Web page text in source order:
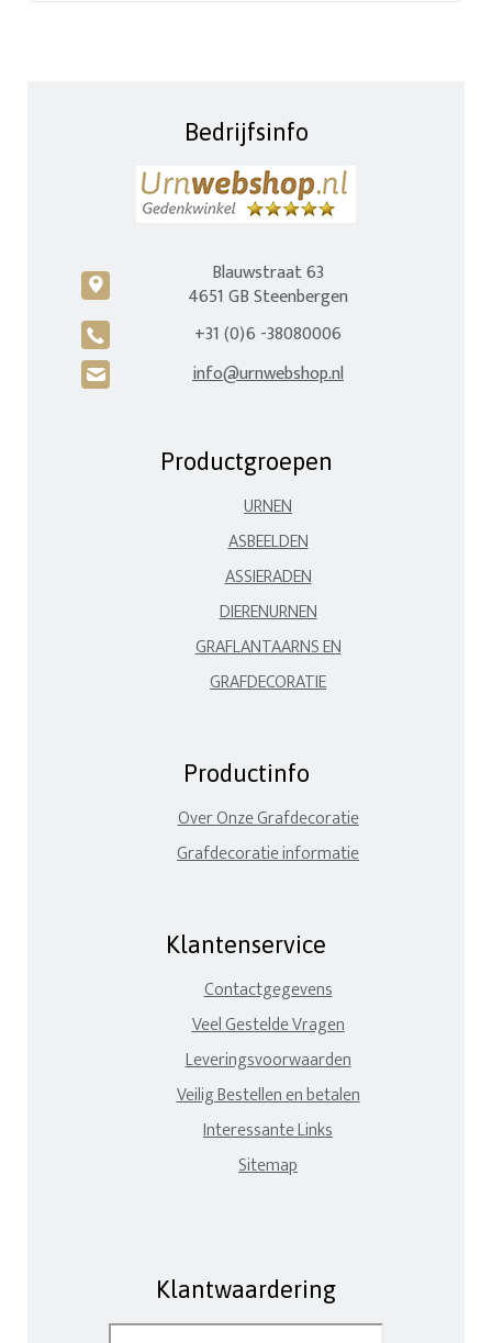
Bedrijfsinfo
c
Blauwstraat 63
4651 GB Steenbergen
A +31 (0)6 -38080006
H info@urnwebshop.nl
Productgroepen
URNEN
ASBEELDEN
ASSIERADEN
DIERENURNEN
GRAFLANTAARNS EN
GRAFDECORATIE
Productinfo
Over Onze Grafdecoratie
Grafdecoratie informatie
Klantenservice
Contactgegevens
Veel Gestelde Vragen
Leveringsvoorwaarden
Veilig Bestellen en betalen
Interessante Links
Sitemap
Klantwaardering